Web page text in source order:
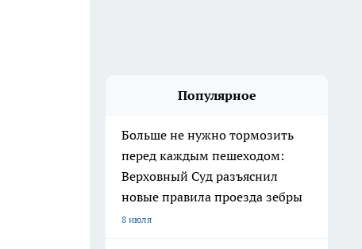
Популярное
Больше не нужно тормозить
перед каждым пешеходом:
Верховный Суд разъяснил
новые правила проезда зебры
8 июля